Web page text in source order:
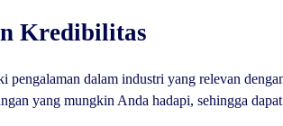
Kredibilitas
dalam industri yang relevan
yang mungkin Anda hadapi, sehingga